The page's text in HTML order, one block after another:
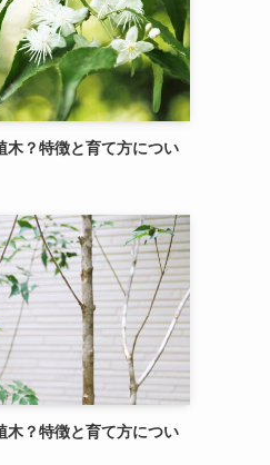
木？特徴と育て方につい
木？特徴と育て方につい